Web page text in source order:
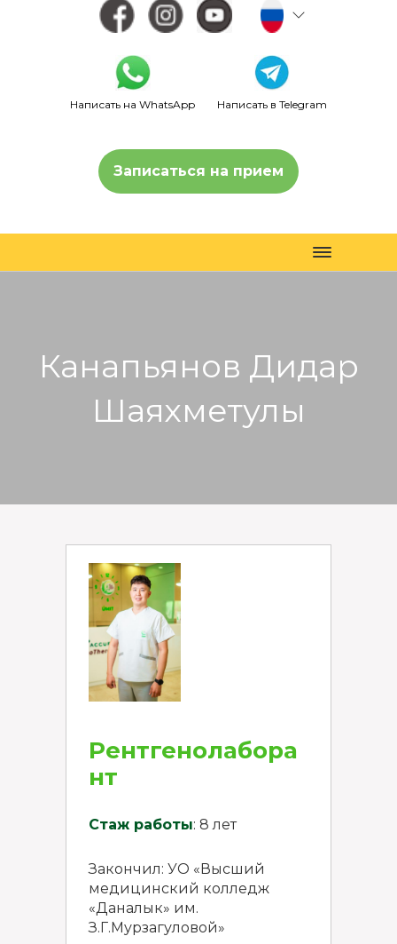
Написать на WhatsApp Написать в Telegram
Записаться на прием
Toggle
navigation
Канапьянов Дидар
Шаяхметулы
Рентгенолабора
нт
Стаж работы: 8 лет
Закончил: УО «Высший
медицинский колледж
«Даналык» им.
З.Г.Мурзагуловой»